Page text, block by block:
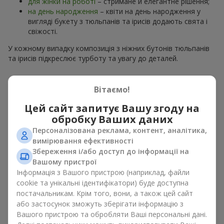
на день народження – квіти на день народження у
вигляді букету з тюльпанів та ірисів додають свята і
свіжості.
У кожному випадку композиція з ніжних бутонів тюльпанів
та ірисів підкреслює турботу та увагу до деталей.
Психологія кольорів у букетах
з тюльпанів та ірисів
Кольори у весняній флористиці мають велике значення.
Блакитно-жовті відтінки в композиції символізують надію,
спокій і життєву енергію. Це класичне поєднання
контрастних кольорів убукетіз тюльпанів та ірисів
виглядає свіжо і водночас елегантно. Жовті тюльпани
дарують відчуття радості, а
сині та фіолетові іриси
стабільність. Такий букет з тюльпанів та ірисів створює
яскравий весняний настрій і заряджає позитивом.
Варіанти оформлення букетів з
Вітаємо!
Цей сайт запитує Вашу згоду на
обробку Ваших даних
Персоналізована реклама, контент, аналітика,
вимірювання ефективності
Збереження і/або доступ до інформації на
Вашому пристрої
Інформація з Вашого пристрою (наприклад, файли
cookie та унікальні ідентифікатори) буде доступна
постачальникам. Крім того, вони, а також цей сайт
або застосунок зможуть зберігати інформацію з
Вашого пристрою та обробляти Ваші персональні дані.